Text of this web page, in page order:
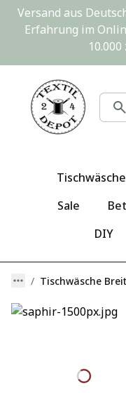
Versand aus
Erfahrung im
Tischwäsche
Sale
DIY
Tischwäsche